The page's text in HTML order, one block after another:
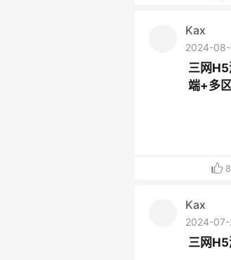
Kax
2024-
三网
端+多
8
Kax
2024-07-
三网